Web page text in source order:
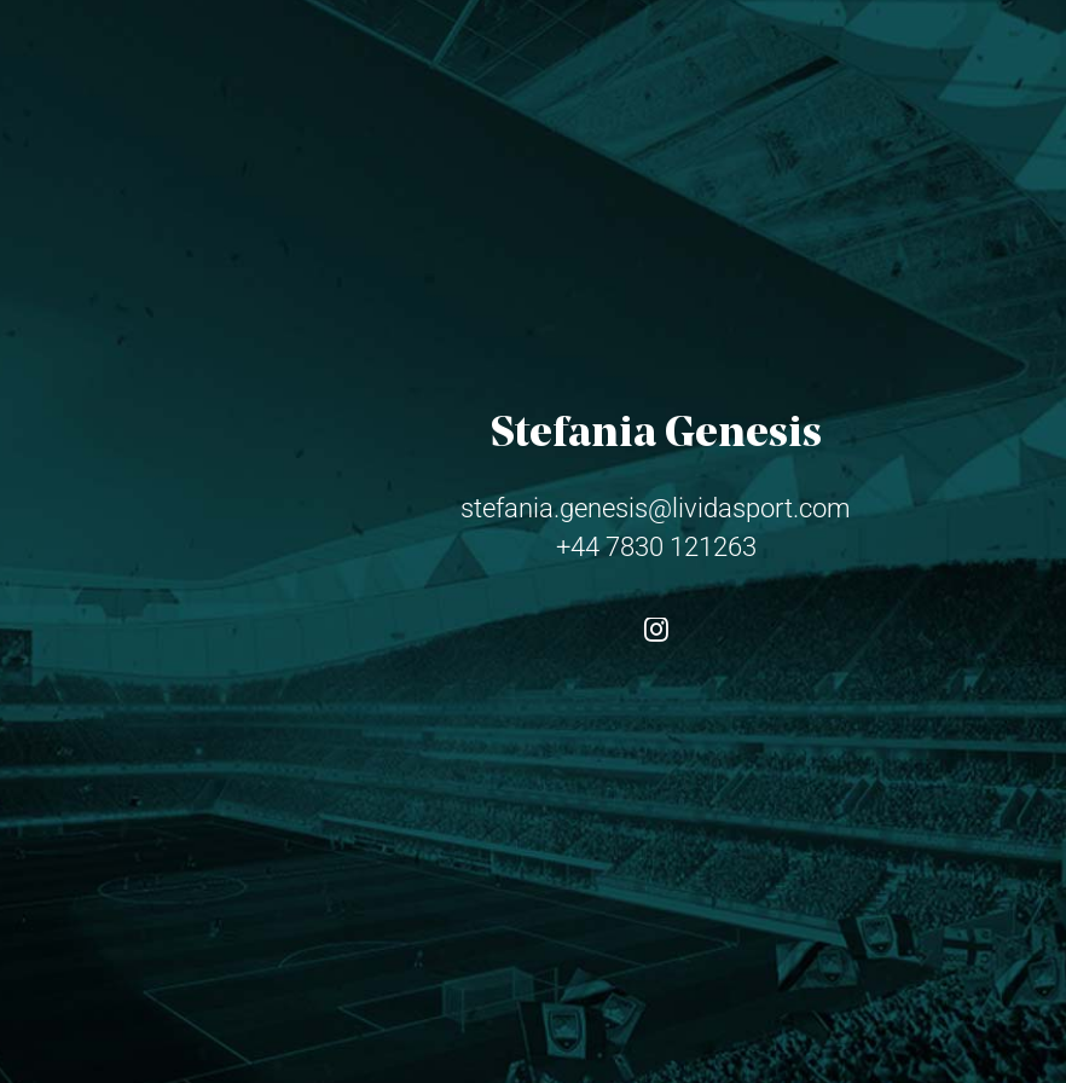
Stefania Genesis
stefania.genesis@lividasport.com
+44 7830 121263